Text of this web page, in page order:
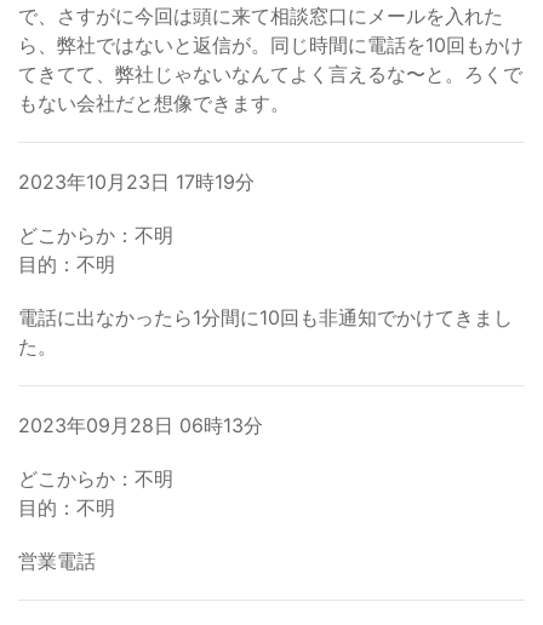
で、さすがに今回は頭に来て相談窓口にメールを入れた
ら、弊社ではないと返信が。同じ時間に電話を10回もかけ
てきてて、弊社じゃないなんてよく言えるな〜と。ろくで
もない会社だと想像できます。
2023年10月23日 17時19分
どこからか：不明
目的：不明
電話に出なかったら1分間に10回も非通知でかけてきまし
た。
2023年09月28日 06時13分
どこからか：不明
目的：不明
営業電話